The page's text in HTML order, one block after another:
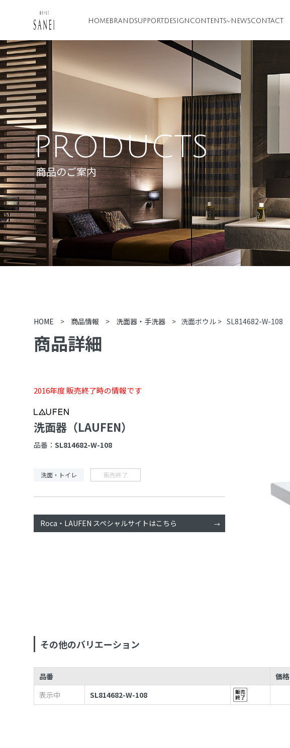
HOME BRANDSUPPORT DESIGN CONTENTS NEWSCONTACT
PRODUCTS
商品のご案内
HOME > 商品情報 > 洗面器・手洗器 > 洗面ボウル > SL814682-W-108
商品詳細
2016年度 販売終了時の情報です
洗面器（LAUFEN）
品番：SL814682-W-108
洗面・トイレ 販売終了
Roca・LAUFEN スペシャルサイトはこちら
その他のバリエーション
品番 価格
表示中
SL814682-W-108